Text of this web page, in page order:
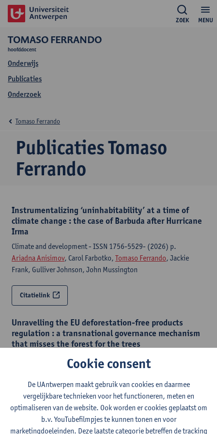
MENU
ZOEK
TOMASO FERRANDO
hoofddocent
Onderwijs
Publicaties
Onderzoek
Publicaties Tomaso
Ferrando
Tomaso Ferrando
Instrumentalizing ‘uninhabitability’ at a time of
climate change : the case of Barbuda after Hurricane
Irma
Climate and development - ISSN 1756-5529- (2026) p.
Ariadna Anisimov, Carol Farbotko, Tomaso Ferrando, Jackie
Frank, Gulliver Johnson, John Mussington
Citatielink
Unravelling the EU deforestation-free products
regulation : a transnational governance mechanism
that misses the forest for the trees
Transnational Environmental Law - ISSN 2047-1025-15:1 (2026)
Ysaline Reid,Tomaso Ferrando
Citatielink
Cookie consent
De UAntwerpen maakt gebruik van cookies en daarmee
vergelijkbare technieken voor het functioneren, meten en
optimaliseren van de website. Ook worden er cookies geplaatst om
b.v. YouTubefilmpjes te kunnen tonen en voor
marketingdoeleinden. Deze laatste categorie betreffen de tracking